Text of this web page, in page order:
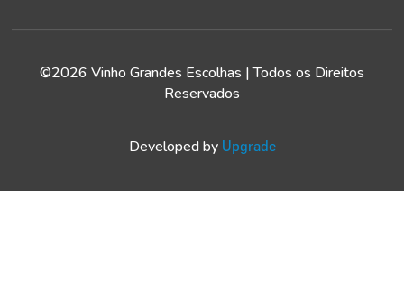
©2026 Vinho Grandes Escolhas | Todos os Direitos
Reservados
Developed by Upgrade